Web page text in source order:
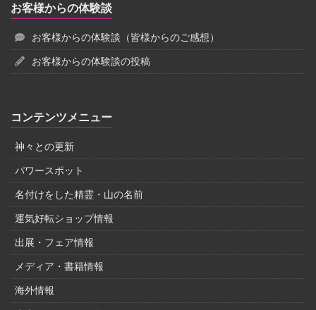
お客様からの体験談
お客様からの体験談（皆様からのご感想）
お客様からの体験談の投稿
コンテンツメニュー
神々との更新
パワースポット
名付けをした精霊・山の名前
運気好転ショップ情報
出展・フェア情報
メディア・書籍情報
海外情報